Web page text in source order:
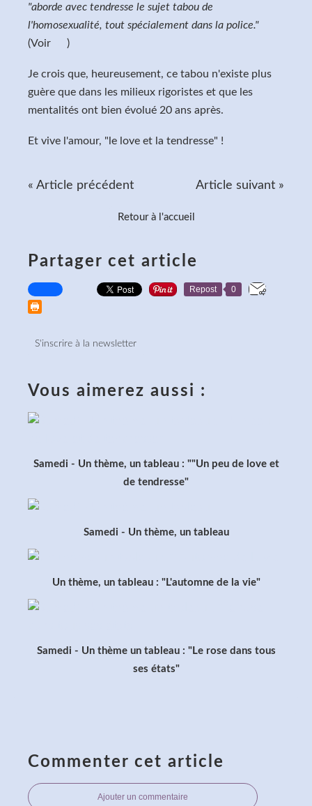
"aborde avec tendresse le sujet tabou de
l'homosexualité, tout spécialement dans la police."
(Voir
)
Je crois que, heureusement, ce tabou n'existe plus
guère que dans les milieux rigoristes et que les
mentalités ont bien évolué 20 ans après.
Et vive l'amour, "le love et la tendresse" !
« Article précédent Article suivant »
Retour à l'accueil
Partager cet article
Repost 0
S'inscrire à la newsletter
Vous aimerez aussi :
Samedi - Un thème, un tableau : ""Un peu de love et
de tendresse"
Samedi - Un thème, un tableau
Un thème, un tableau : "L'automne de la vie"
Samedi - Un thème un tableau : "Le rose dans tous
ses états"
Commenter cet article
Ajouter un commentaire